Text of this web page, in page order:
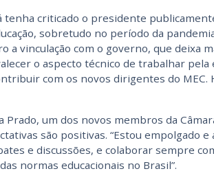
tenha criticado o presidente
sobretudo no período da
a vinculação com o governo, que deixa
o aspecto técnico de trabalhar pela
com os novos dirigentes do MEC.
um dos novos membros da
são positivas. “Estou empolgado e
e discussões, e colaborar sempre
normas educacionais no Brasil”.